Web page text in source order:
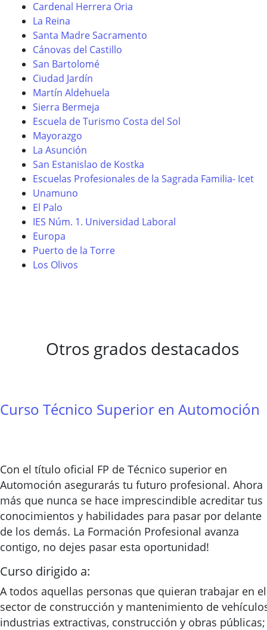
Cardenal Herrera Oria
La Reina
Santa Madre Sacramento
Cánovas del Castillo
San Bartolomé
Ciudad Jardín
Martín Aldehuela
Sierra Bermeja
Escuela de Turismo Costa del Sol
Mayorazgo
La Asunción
San Estanislao de Kostka
Escuelas Profesionales de la Sagrada Familia- Icet
Unamuno
El Palo
IES Núm. 1. Universidad Laboral
Europa
Puerto de la Torre
Los Olivos
Otros grados destacados
Curso Técnico Superior en Automoción
Con el título oficial FP de Técnico superior en
Automoción asegurarás tu futuro profesional. Ahora
más que nunca se hace imprescindible acreditar tus
conocimientos y habilidades para pasar por delante
de los demás. La Formación Profesional avanza
contigo, no dejes pasar esta oportunidad!
Curso dirigido a:
A todos aquellas personas que quieran trabajar en el
sector de construcción y mantenimiento de
industrias extractivas, construcción y obras públicas;